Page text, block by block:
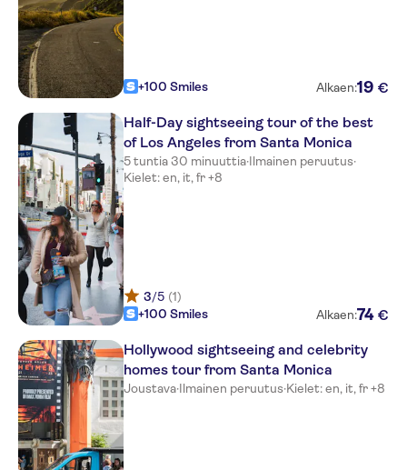
+100 Smiles Alkaen:19 €
Half-Day sightseeing tour of the best
of Los Angeles from Santa Monica
5 tuntia 30 minuuttia·Ilmainen peruutus·
Kielet: en, it, fr +8
3/5 (1)
+100 Smiles
Alkaen:74 €
Hollywood sightseeing and celebrity
homes tour from Santa Monica
Joustava·Ilmainen peruutus·Kielet: en, it, fr +8